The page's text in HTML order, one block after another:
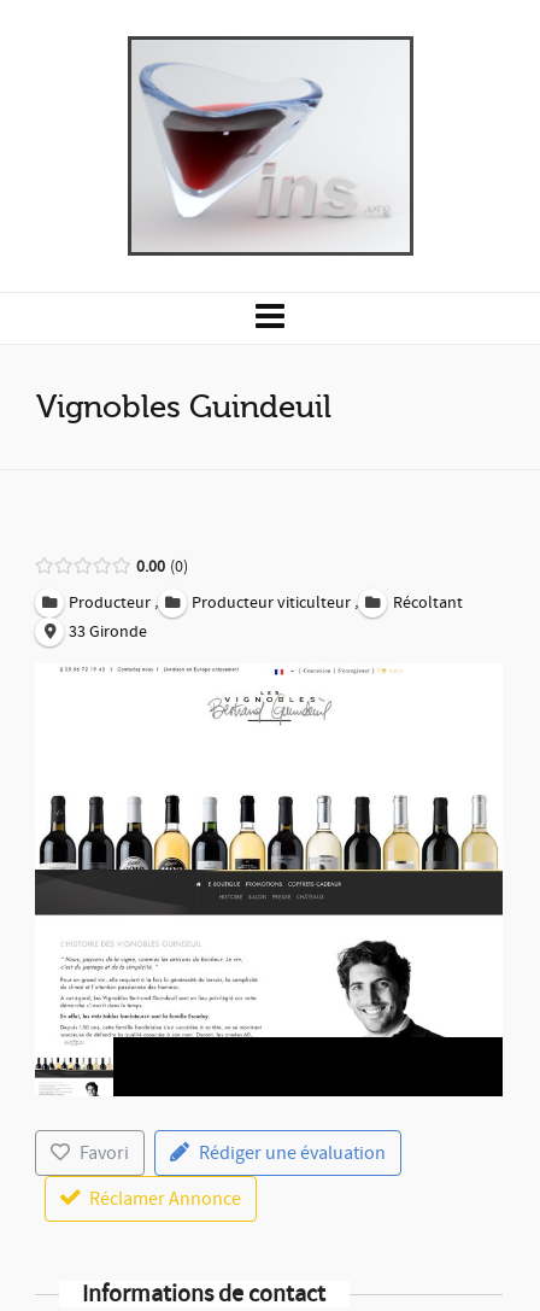
Vignobles Guindeuil
0.00 0
Producteur , Producteur viticulteur ,
Récoltant
33 Gironde
Favori
Rédiger une évaluation
Réclamer Annonce
Informations de contact